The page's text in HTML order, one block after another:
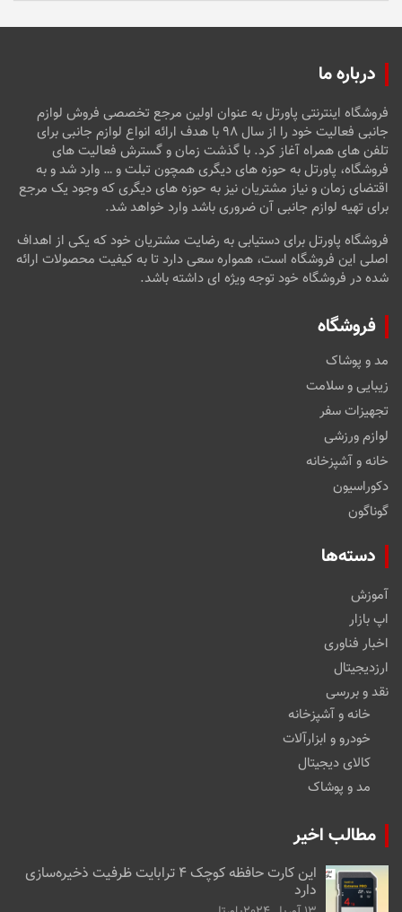
درباره ما
فروشگاه اینترنتی پاورتل به عنوان اولین مرجع تخصصی فروش لوازم
جانبی فعالیت خود را از سال ۹۸ با هدف ارائه انواع لوازم جانبی برای
تلفن های همراه آغاز کرد. با گذشت زمان و گسترش فعالیت های
فروشگاه، پاورتل به حوزه های دیگری همچون تبلت و … وارد شد و به
اقتضای زمان و نیاز مشتریان نیز به حوزه های دیگری که وجود یک مرجع
برای تهیه لوازم جانبی آن ضروری باشد وارد خواهد شد.
فروشگاه پاورتل برای دستیابی به رضایت مشتریان خود که یکی از اهداف
اصلی این فروشگاه است، همواره سعی دارد تا به کیفیت محصولات ارائه
شده در فروشگاه خود توجه ویژه ای داشته باشد.
فروشگاه
مد و پوشاک
زیبایی و سلامت
تجهیزات سفر
لوازم ورزشی
خانه و آشپزخانه
دکوراسیون
گوناگون
دسته‌ها
آموزش
اپ بازار
اخبار فناوری
ارزدیجیتال
نقد و بررسی
خانه و آشپزخانه
خودرو و ابزارآلات
کالای دیجیتال
مد و پوشاک
مطالب اخیر
این کارت حافظه کوچک ۴ ترابایت ظرفیت ذخیره‌سازی
دارد